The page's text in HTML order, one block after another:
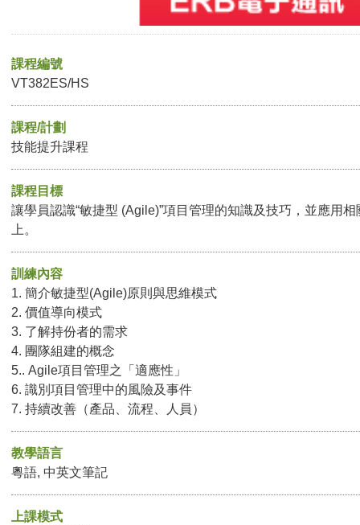
課程編號
VT382ES/HS
課程/計劃
技能提升課程
課程目標
讓學員認識“敏捷型 (Agile)”項目管理的知識及技巧，並應用
上。
訓練內容
1. 簡介敏捷型(Agile)原則與思維模式
2. 價值導向模式
3. 了解持份者的需求
4. 團隊組建的概念
5.. Agile項目管理之「適應性」
6. 識別項目管理中的風險及事件
7. 持續改善（產品、流程、人員）
教學語言
粵語, 中英文筆記
上課模式